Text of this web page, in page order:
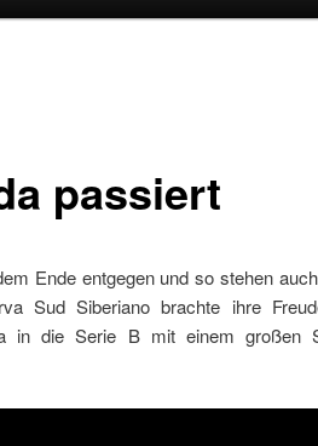
passiert
Ende entgegen und so stehen
Sud Siberiano brachte ihre
in die Serie B mit einem großen